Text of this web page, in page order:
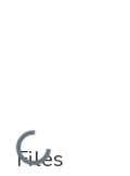
Loading...
Files